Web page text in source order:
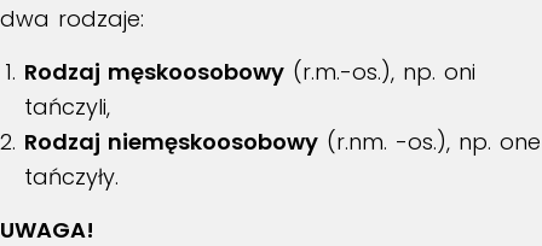
dwa rodzaje:
Rodzaj męskoosobowy (r.m.-os.), np. oni
tańczyli,
Rodzaj niemęskoosobowy (r.nm. -os.), np. one
tańczyły.
UWAGA!